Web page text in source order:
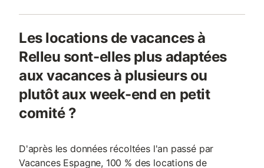
Les locations de vacances à
Relleu sont-elles plus adaptées
aux vacances à plusieurs ou
plutôt aux week-end en petit
comité ?
D'après les données récoltées l'an passé par
Vacances Espagne, 100 % des locations de